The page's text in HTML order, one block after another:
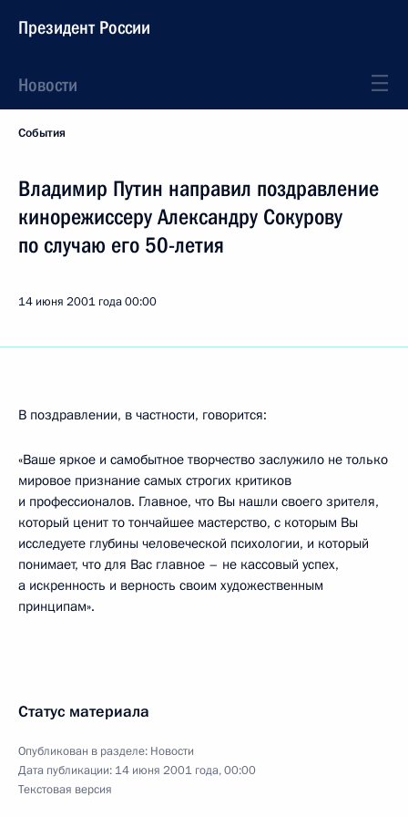
Президент России
Новости
События
Владимир Путин направил поздравление
кинорежиссеру Александру Сокурову
по случаю его 50-летия
14 июня 2001 года00:00
В поздравлении, в частности, говорится:
«Ваше яркое и самобытное творчество заслужило не только
мировое признание самых строгих критиков
и профессионалов. Главное, что Вы нашли своего зрителя,
который ценит то тончайшее мастерство, с которым Вы
исследуете глубины человеческой психологии, и который
понимает, что для Вас главное – не кассовый успех,
а искренность и верность своим художественным
принципам».
Статус материала
Опубликован в разделе: Новости
Дата публикации: 14 июня 2001 года, 00:00
Текстовая версия